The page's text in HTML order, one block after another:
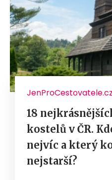
JenProCestovatele.cz
18
kostelů v ČR.
nejvíc a který
nejstarší?